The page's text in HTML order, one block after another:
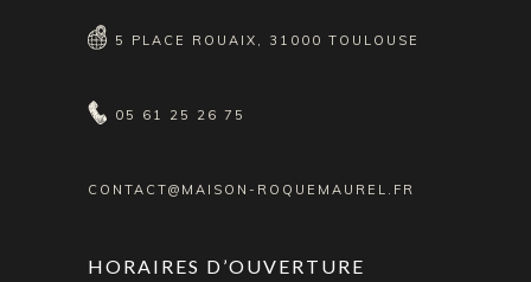
5 PLACE ROUAIX, 31000 TOULOUSE
05 61 25 26 75
CONTACT@MAISON-ROQUEMAUREL.FR
HORAIRES D’OUVERTURE